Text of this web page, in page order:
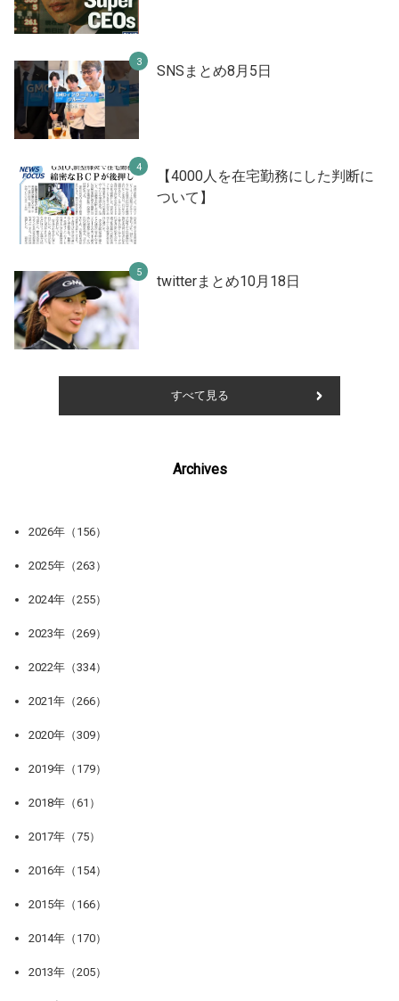
SNSまとめ8月5日
【4000人を在宅勤務にした判断に
ついて】
twitterまとめ10月18日
すべて見る
Archives
2026年（156）
2025年（263）
2024年（255）
2023年（269）
2022年（334）
2021年（266）
2020年（309）
2019年（179）
2018年（61）
2017年（75）
2016年（154）
2015年（166）
2014年（170）
2013年（205）